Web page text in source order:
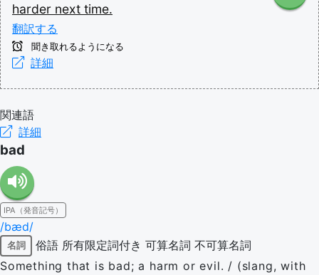
harder next time.
翻訳する
聞き取れるようになる
詳細
関連語
詳細
bad
IPA（発音記号）
/bæd/
名詞 俗語 所有限定詞付き 可算名詞 不可算名詞
Something that is bad; a harm or evil. / (slang, with